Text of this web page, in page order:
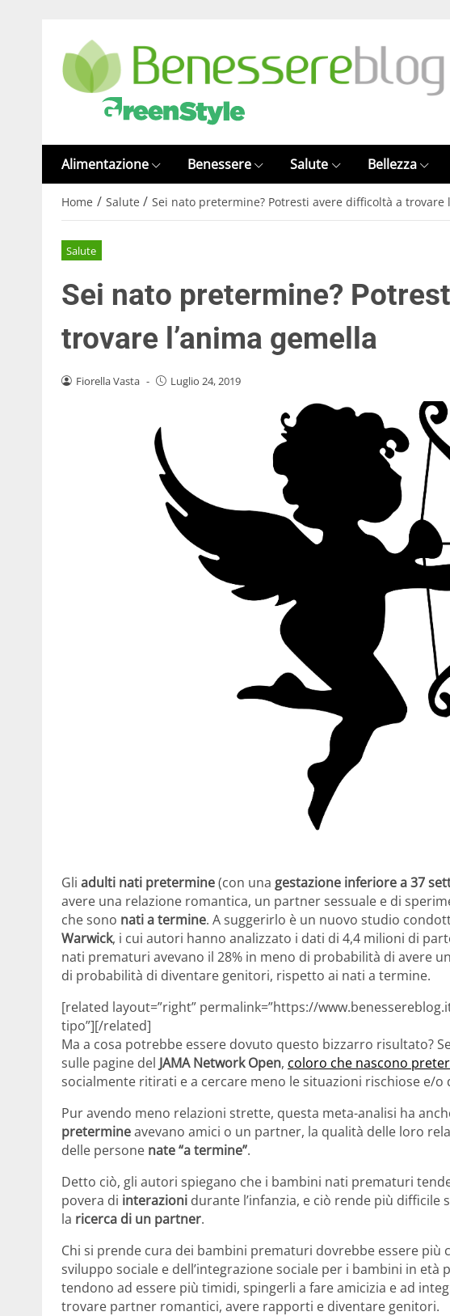
Alimentazione Benessere Salute Bellezza
Home / Salute / Sei nato pretermine? Potresti avere difficoltà a trovare
Salute
Sei nato pretermine?
trovare l’anima gemella
Fiorella Vasta - Luglio 24, 2019
Gli adulti nati pretermine(con una gestazione inferiore a 37
avere una relazione romantica, un partner sessuale e di
che sono nati a termine. A suggerirlo è un nuovo studio
Warwick, i cui autori hanno analizzato i dati di 4,4 milioni di
nati prematuri avevano il 28% in meno di probabilità di avere
di probabilità di diventare genitori, rispetto ai nati a termine.
[related layout=”right” permalink=”https://
tipo”][/related]
Ma a cosa potrebbe essere dovuto questo bizzarro risultato?
sulle pagine del JAMA Network Open, coloro che nascono
socialmente ritirati e a cercare meno le situazioni rischiose e/o
Pur avendo meno relazioni strette, questa meta-analisi ha
pretermineavevano amici o un partner, la qualità delle loro
delle persone nate “a termine”.
Detto ciò, gli autori spiegano che i bambini nati prematuri
povera di interazioni durante l’infanzia, e ciò rende più difficile
la ricerca di un partner.
Chi si prende cura dei bambini prematuri dovrebbe essere più
sviluppo sociale e dell’integrazione sociale per i bambini in
tendono ad essere più timidi, spingerli a fare amicizia e ad
trovare partner romantici, avere rapporti e diventare genitori.